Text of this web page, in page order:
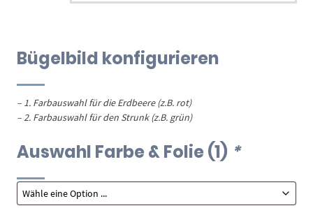
Bügelbild konfigurieren
– 1. Farbauswahl für die Erdbeere (z.B. rot)
– 2. Farbauswahl für den Strunk (z.B. grün)
Auswahl Farbe & Folie (1) *